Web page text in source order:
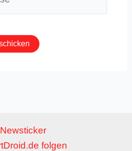
Newsticker
folgen